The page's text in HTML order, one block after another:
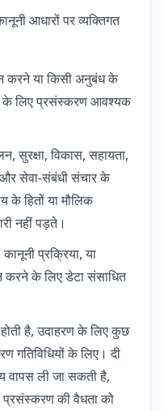
आधारों पर व्यक्तिगत
करने या किसी अनुबंध के
के लिए प्रसंस्करण आवश्यक
सुरक्षा, विकास, सहायता,
सेवा-संबंधी संचार के
के हितों या मौलिक
नहीं पड़ते।
प्रक्रिया, या
के लिए डेटा संसाधित
है, उदाहरण के लिए कुछ
गतिविधियों के लिए। दी
वापस ली जा सकती है,
प्रसंस्करण की वैधता को